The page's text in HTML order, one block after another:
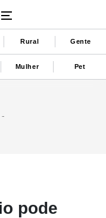
Rural Gente
Mulher Pet
pode